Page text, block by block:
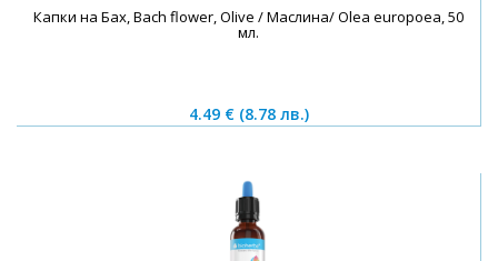
Капки на Бах, Bach flower, Olive / Маслина/ Olea europoea, 50
мл.
4.49 € (8.78 лв.)